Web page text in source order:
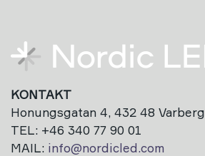
KONTAKT
Honungsgatan 4, 432 48 Varberg
TEL: +46 340 77 90 01
MAIL: info@nordicled.com